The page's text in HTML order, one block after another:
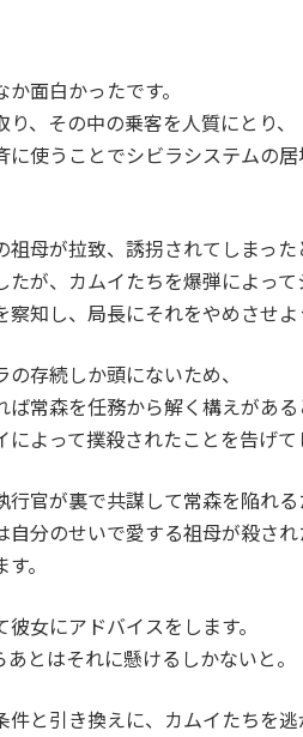
面白かったです。
、その中の乗客を人質にとり、
に使うことでシビラシステムの居
祖母が拉致、誘拐されてしまった
たが、カムイたちを爆弾によって
知し、局長にそれをやめさせよ
存続しか頭にないため、
常森を任務から解く構えがある
よって撲殺されたことを告げて
行官が裏で共謀して常森を陥れる
自分のせいで愛する祖母が殺され
。
女にアドバイスをします。
とはそれに懸けるしかないと。
と引き換えに、カムイたちを逃